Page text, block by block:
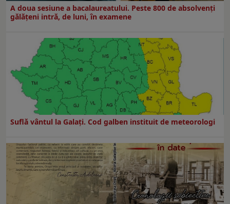
A doua sesiune a bacalaureatului. Peste 800 de absolvenţi
gălăţeni intră, de luni, în examene
Suflă vântul la Galaţi. Cod galben instituit de meteorologi